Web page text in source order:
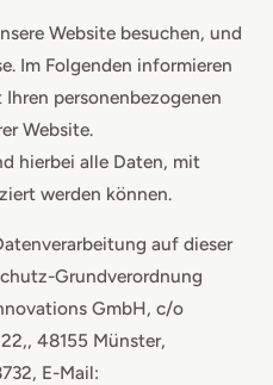
Website besuchen, und
Im Folgenden informieren
personenbezogenen
Website.
hierbei alle Daten, mit
werden können.
auf dieser
Grundverordnung
GmbH, c/o
48155 Münster,
E-Mail: